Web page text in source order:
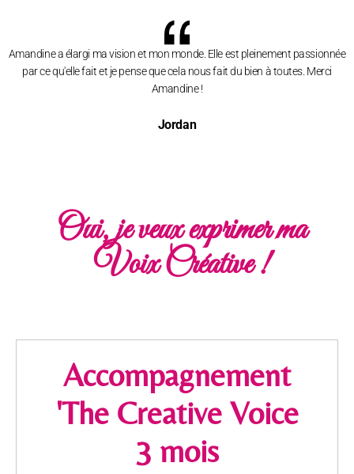
Amandine a élargi ma vision et mon monde. Elle est pleinement passionnée
par ce qu'elle fait et je pense que cela nous fait du bien à toutes. Merci
Amandine !
Jordan
Oui, je veux exprimer ma
Voix Créative !
Accompagnement
'The Creative Voice
3 mois